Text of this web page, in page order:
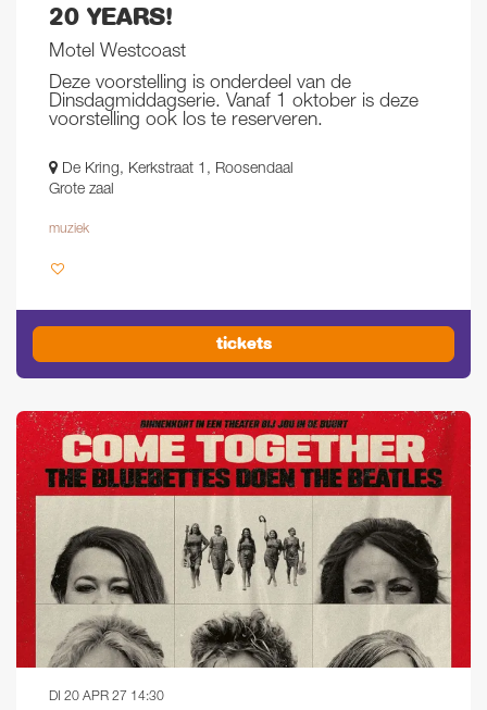
20 YEARS!
Motel Westcoast
Deze voorstelling is onderdeel van de
Dinsdagmiddagserie. Vanaf 1 oktober is deze
voorstelling ook los te reserveren.
De Kring, Kerkstraat 1, Roosendaal
Grote zaal
muziek
tickets
DI 20 APR 27 14:30